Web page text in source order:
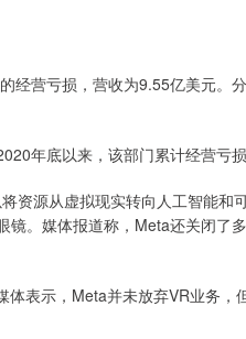
经营亏损，营收为9.55亿美元。
年底以来，该部门累计经营亏损
资源从虚拟现实转向人工智能和
。媒体报道称，Meta还关闭了
表示，Meta并未放弃VR业务，